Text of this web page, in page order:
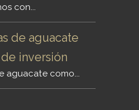
con...
de aguacate
inversión
aguacate como...